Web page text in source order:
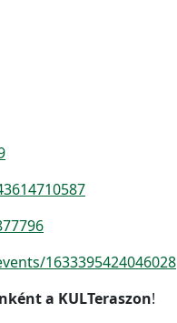
1633395424046028
a KULTeraszon!